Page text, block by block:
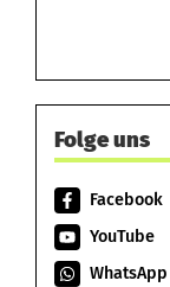
Folge uns
Facebook
YouTube
WhatsApp